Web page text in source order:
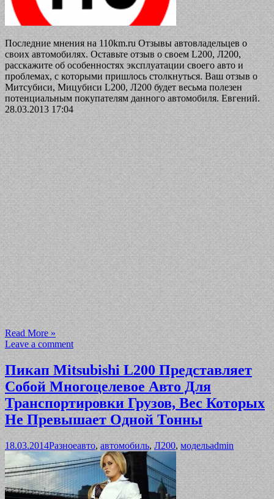
Последние мнения на 110km.ru Отзывы автовладельцев о
своих автомобилях. Оставьте отзыв о своем L200, Л200,
расскажите об особенностях эксплуатации своего авто и
проблемах, с которыми пришлось столкнуться. Ваш отзыв о
Митсубиси, Мицубиси L200, Л200 будет весьма полезен
потенциальным покупателям данного автомобиля. Евгений.
28.03.2013 17:04
Read More »
Leave a comment
Пикап Mitsubishi L200 Представляет
Собой Многоцелевое Авто Для
Транспортировки Грузов, Вес Которых
Не Превышает Одной Тонны
18.03.2014Разноеавто, автомобиль,Л200,модельadmin